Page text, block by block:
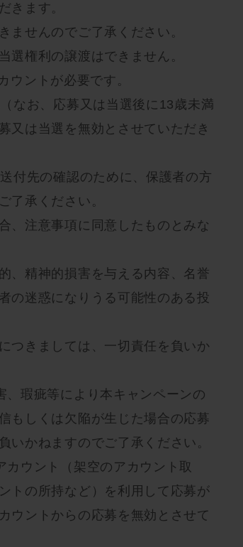
きます。
せんのでご了承ください。
権利の譲渡はできません。
ントが必要です。
なお、応募又は当選後に13歳未満
又は当選を無効とさせていただき
付先の確認のために、保護者の方
了承ください。
、注意事項に同意したものとみな
、精神的損害を与える内容、名誉
の迷惑になりうる可能性のある投
つきましては、一切責任を負いか
瑕疵等により本キャンペーンの
もしくは欠陥が生じた場合の応募
いかねますのでご了承ください。
ウント（架空のアカウント取
トの所持など）を利用して応募が
ウントからの応募を無効とさせて